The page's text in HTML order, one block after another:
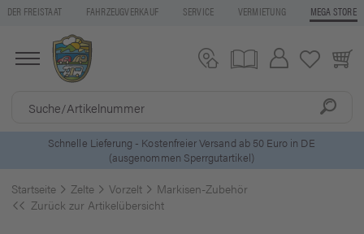
DER FREISTAAT FAHRZEUGVERKAUF SERVICE VERMIETUNG MEGA STORE
Schnelle Lieferung - Kostenfreier Versand ab 50 Euro in DE
(ausgenommen Sperrgutartikel)
Startseite Zelte Vorzelt
Markisen-Zubehör
Zurück zur Artikelübersicht